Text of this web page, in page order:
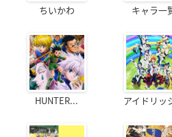
ちいかわ キャラ一
HUNTER... アイドリッ